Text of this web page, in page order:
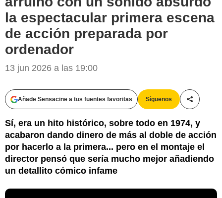
la espectacular primera escena
de acción preparada por
ordenador
13 jun 2026 a las 19:00
Añade Sensacine a tus fuentes favoritas Síguenos
Sí, era un hito histórico, sobre todo en 1974, y
acabaron dando dinero de más al doble de acción
por hacerlo a la primera... pero en el montaje el
director pensó que sería mucho mejor añadiendo
un detallito cómico infame